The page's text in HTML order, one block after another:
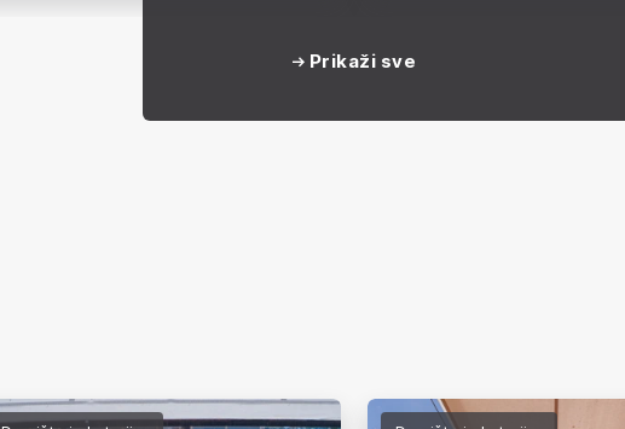
koristi samostalno ili u kombinaciji
Prikaži sve